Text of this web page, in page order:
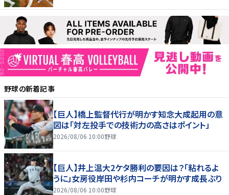
野球の新着記事
【巨人】橋上監督代行が明かす知念大成起用の意
図は「対左投手での技術力の高さはポイント」
2026/08/06 10:00野球
【巨人】井上温大2ケタ勝利の要因は？「粘れるよ
うに」女房役岸田や杉内コーチが明かす成長ぶり
2026/08/06 10:00野球